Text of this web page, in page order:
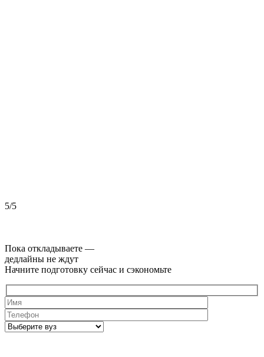
5/5
Пока откладываете —
дедлайны не ждут
Начните подготовку сейчас и сэкономьте